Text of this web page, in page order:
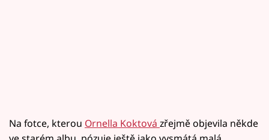
Na fotce, kterou Ornella Koktová zřejmě objevila někde